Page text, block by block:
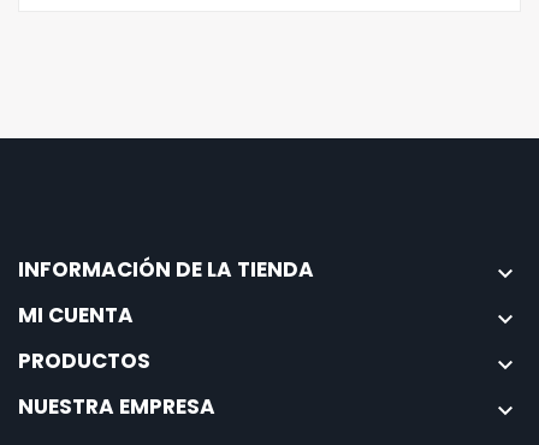
INFORMACIÓN DE LA TIENDA

MI CUENTA

PRODUCTOS

NUESTRA EMPRESA
